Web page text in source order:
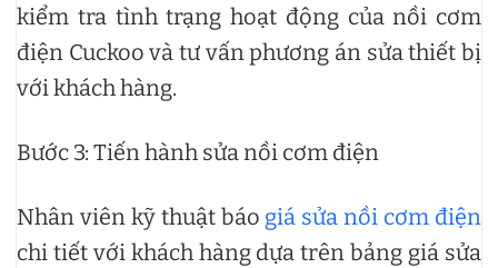
kiểm tra tình trạng hoạt động của nồi cơm
điện Cuckoo và tư vấn phương án sửa thiết bị
với khách hàng.
Bước 3: Tiến hành sửa nồi cơm điện
Nhân viên kỹ thuật báo giá sửa nồi cơm điện
chi tiết với khách hàng dựa trên bảng giá sửa